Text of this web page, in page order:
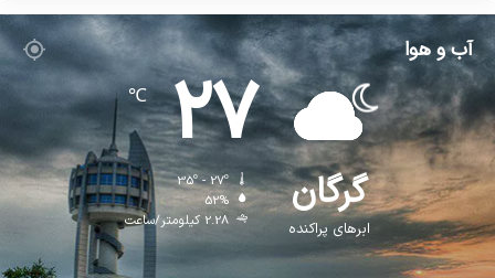
آب و هوا
گرگان
ابرهای پراکنده
27
℃
35º - 27º
52%
2.28 کیلومتر/ساعت